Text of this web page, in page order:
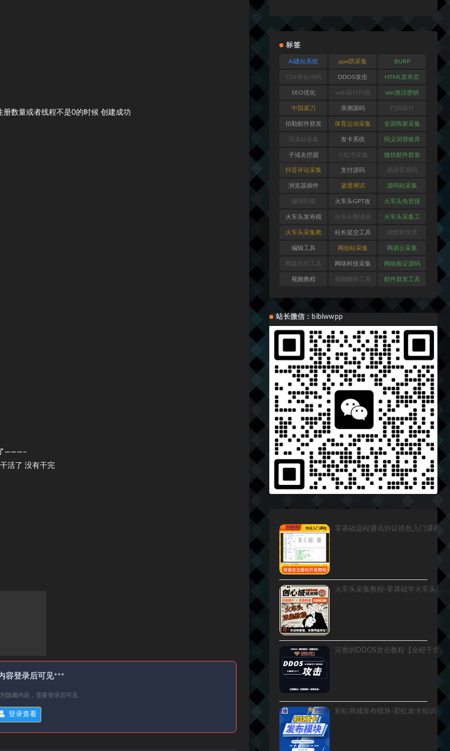
册数量或者线程不是0的时候 创建成功
———–
活了 没有干完
容登录后可见***
隐藏内容，需要登录后可见
登录查看
标签
AI建站系统 ajax防采集 BURP
CSS美化代码 DDOS攻击 HTML发布页
SEO优化 web路径扫描 win激活密钥
中国菜刀 亲测源码 代码审计
伯勒邮件群发 体育运动采集 全国商家采集
写真站采集 发卡系统 同义词替换库
子域名挖掘 小红书采集 微软邮件群发
抖音评论采集 支付源码 易语言源码
浏览器插件 渗透测试 源码站采集
漏洞扫描 火车头GPT改
写插件
火车头免登接
口
火车头发布模
块
火车头翻译插
件
火车头采集工
具
火车头采集教
程
站长提交工具 绕授权技术
编辑工具 网创站采集 网易云采集
网盘转存工具 网络科技采集 网络验证源码
视频教程 视频解析工具 邮件群发工具
站长微信：bibiwwpp
零基础远程通讯协议抓包入门课程！